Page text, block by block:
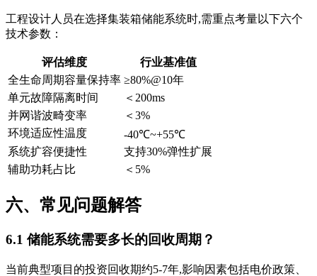
工程设计人员在选择集装箱储能系统时,需重点考量以下六个
技术参数：
评估维度
行业基准值
全生命周期容量保持率 ≥80%@10年
单元故障隔离时间
＜200ms
并网谐波畸变率
＜3%
环境适应性温度
-40℃~+55℃
系统扩容便捷性
支持30%弹性扩展
辅助功耗占比
＜5%
六、常见问题解答
6.1 储能系统需要多长的回收周期？
当前典型项目的投资回收期约5-7年,影响因素包括电价政策、